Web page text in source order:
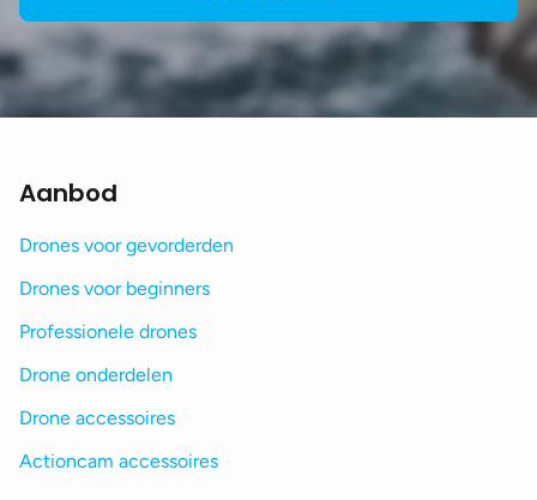
Aanbod
Drones voor gevorderden
Drones voor beginners
Professionele drones
Drone onderdelen
Drone accessoires
Actioncam accessoires